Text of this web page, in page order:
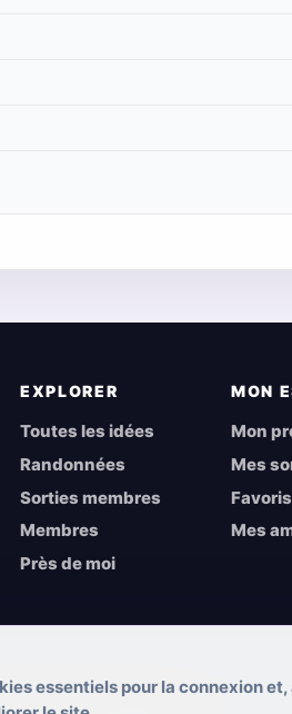
EXPLORER
Toutes les idées
Randonnées
Sorties membres
Membres
Près de moi
MON
Mon
Mes
Favoris
Mes
essentiels pour la connexion